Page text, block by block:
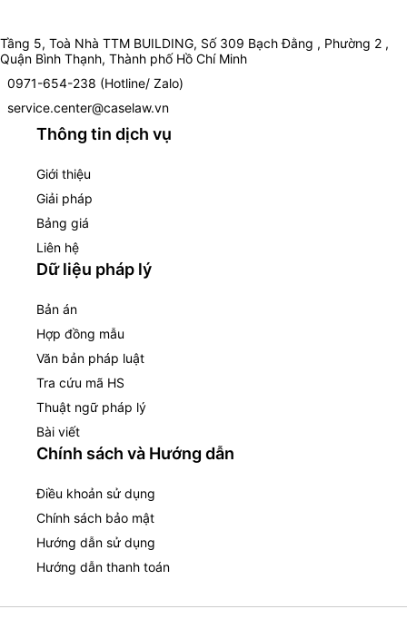
Tầng 5, Toà Nhà TTM BUILDING, Số 309 Bạch Đằng , Phường 2 ,
Quận Bình Thạnh, Thành phố Hồ Chí Minh
0971-654-238 (Hotline/ Zalo)
service.center@caselaw.vn
Thông tin dịch vụ
Giới thiệu
Giải pháp
Bảng giá
Liên hệ
Dữ liệu pháp lý
Bản án
Hợp đồng mẫu
Văn bản pháp luật
Tra cứu mã HS
Thuật ngữ pháp lý
Bài viết
Chính sách và Hướng dẫn
Điều khoản sử dụng
Chính sách bảo mật
Hướng dẫn sử dụng
Hướng dẫn thanh toán